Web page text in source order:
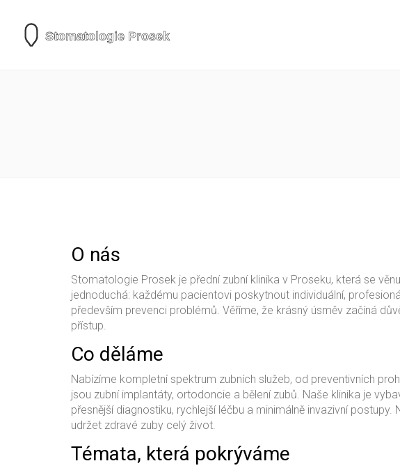
O nás
Stomatologie Prosek je přední zubní klinika v Proseku, která se
jednoduchá: každému pacientovi poskytnout individuální,
především prevenci problémů. Věříme, že krásný úsměv začíná
přístup.
Co děláme
Nabízíme kompletní spektrum zubních služeb, od preventivních
jsou zubní implantáty, ortodoncie a bělení zubů. Naše klinika je
přesnější diagnostiku, rychlejší léčbu a minimálně invazivní
udržet zdravé zuby celý život.
Témata, která pokrýváme